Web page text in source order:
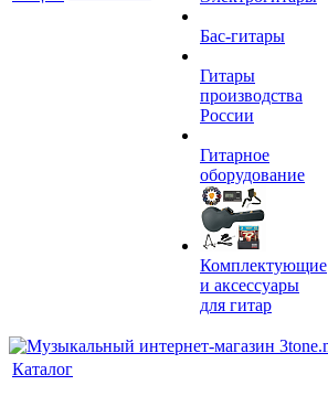
Бас-гитары
Гитары
производства
России
Гитарное
оборудование
Комплектующие
и аксессуары
для гитар
Каталог